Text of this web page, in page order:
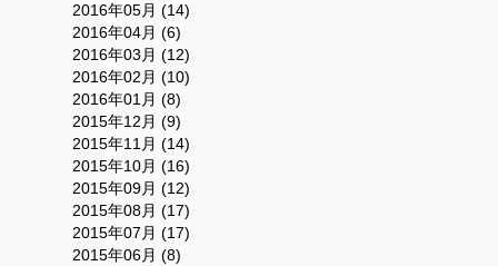
2016年05月 (14)
2016年04月 (6)
2016年03月 (12)
2016年02月 (10)
2016年01月 (8)
2015年12月 (9)
2015年11月 (14)
2015年10月 (16)
2015年09月 (12)
2015年08月 (17)
2015年07月 (17)
2015年06月 (8)